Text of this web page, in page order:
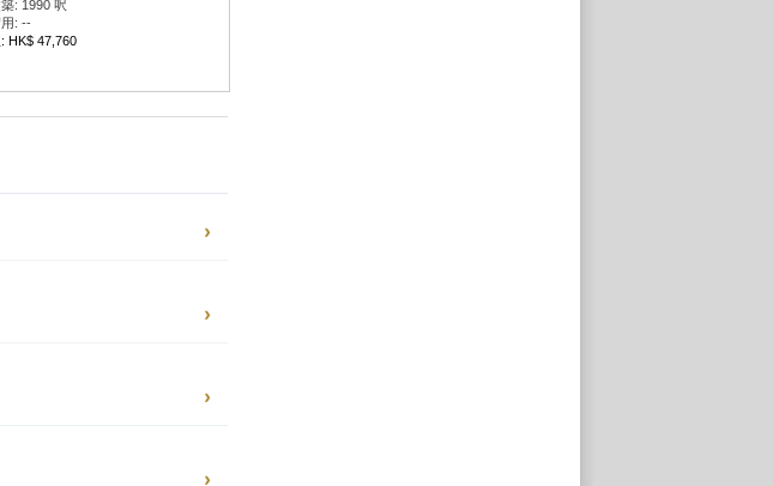
: 1990 呎
: --
HK$ 47,760